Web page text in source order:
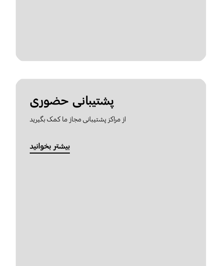
پشتیبانی حضوری
از مراکز پشتیبانی مجاز ما کمک بگیرید
بیشتر بخوانید